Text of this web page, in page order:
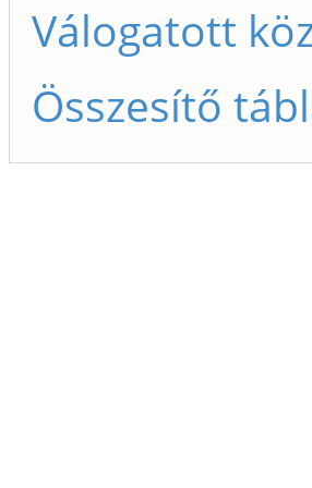
Válogatott
Összesítő